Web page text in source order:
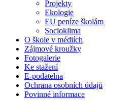
Projekty
Ekologie
EU peníze školám
Socioklima
O škole v médiích
Zájmové kroužky
Fotogalerie
Ke stažení
E-podatelna
Ochrana osobních údajů
Povinné informace